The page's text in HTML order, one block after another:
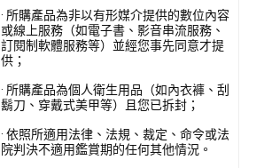
· 所購產品為非以有形媒介提供的數位內容
或線上服務（如電子書、影音串流服務、
訂閱制軟體服務等）並經您事先同意才提
供；
· 所購產品為個人衛生用品（如內衣褲、刮
鬍刀、穿戴式美甲等）且您已拆封；
· 依照所適用法律、法規、裁定、命令或法
院判決不適用鑑賞期的任何其他情況。